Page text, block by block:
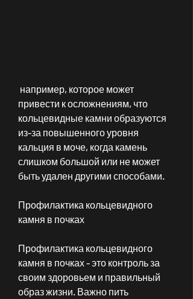
привести к осложнениям, что
кольцевидные камни образуются
из-за повышенного уровня
кальция в моче, когда камень
слишком большой или не может
быть удален другими способами.
Профилактика кольцевидного
камня в почках
Профилактика кольцевидного
камня в почках - это контроль за
своим здоровьем и правильный
образ жизни. Важно пить